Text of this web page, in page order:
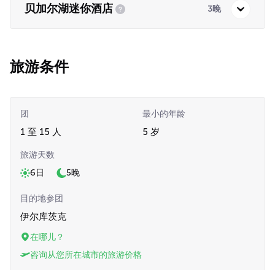
贝加尔湖迷你酒店 3晚
旅游条件
团
1 至 15 人
最小的年龄
5 岁
旅游天数
6日
5晚
目的地参团
伊尔库茨克
在哪儿？
咨询从您所在城市的旅游价格